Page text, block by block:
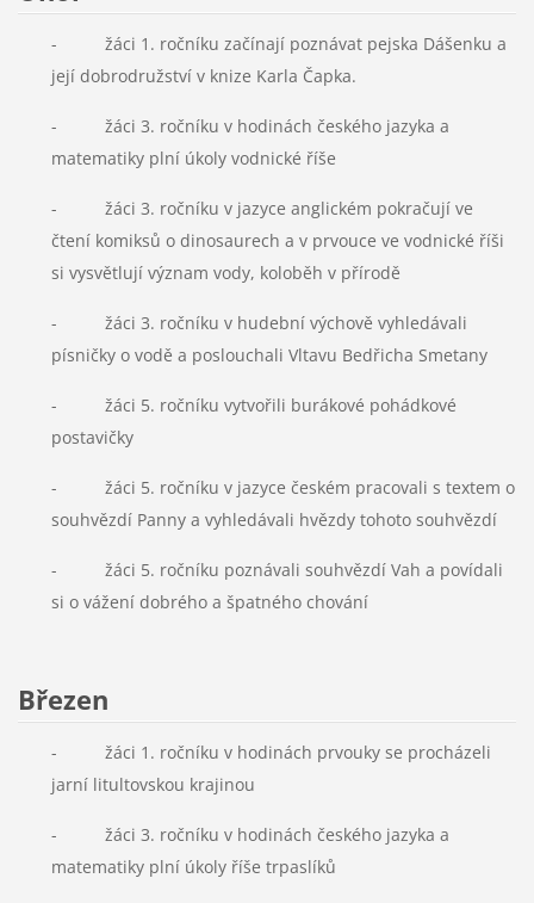
- žáci 1. ročníku začínají poznávat pejska Dášenku a
její dobrodružství v knize Karla Čapka.
- žáci 3. ročníku v hodinách českého jazyka a
matematiky plní úkoly vodnické říše
- žáci 3. ročníku v jazyce anglickém pokračují ve
čtení komiksů o dinosaurech a v prvouce ve vodnické říši
si vysvětlují význam vody, koloběh v přírodě
- žáci 3. ročníku v hudební výchově vyhledávali
písničky o vodě a poslouchali Vltavu Bedřicha Smetany
- žáci 5. ročníku vytvořili burákové pohádkové
postavičky
- žáci 5. ročníku v jazyce českém pracovali s textem o
souhvězdí Panny a vyhledávali hvězdy tohoto souhvězdí
- žáci 5. ročníku poznávali souhvězdí Vah a povídali
si o vážení dobrého a špatného chování
Březen
- žáci 1. ročníku v hodinách prvouky se procházeli
jarní litultovskou krajinou
- žáci 3. ročníku v hodinách českého jazyka a
matematiky plní úkoly říše trpaslíků